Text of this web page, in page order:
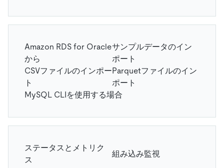
Amazon RDS for Oracle
から
サンプルデータのイン
ポート
CSVファイルのインポー
ト
Parquetファイルのイン
ポート
MySQL CLIを使用する場合
ステータスとメトリク
ス
組み込み監視